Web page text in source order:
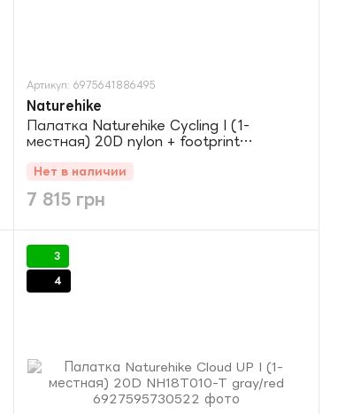
Артикул: 6975641886495
Naturehike
Палатка Naturehike Cycling I (1-
местная) 20D nylon + footprint
7 815 грн
Нет в наличии
3
4